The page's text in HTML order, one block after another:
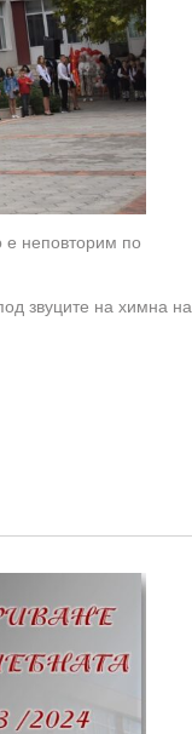
е неповторим по
звуците на химна на